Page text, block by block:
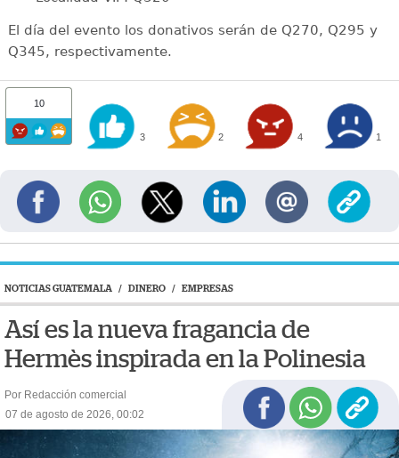
El día del evento los donativos serán de Q270, Q295 y
Q345, respectivamente.
10
3 2 4 1
NOTICIAS GUATEMALA / DINERO / EMPRESAS
Así es la nueva fragancia de
Hermès inspirada en la Polinesia
Por Redacción comercial
07 de agosto de 2026, 00:02